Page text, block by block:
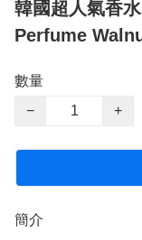
韓國超人氣香
Perfume
數量
−
+
簡介